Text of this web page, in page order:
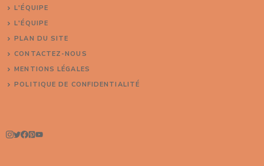
L'ÉQUIPE
L'ÉQUIPE
PLAN DU SITE
CONTACTEZ-NOUS
MENTIONS LÉGALES
POLITIQUE DE CONFIDENTIALITÉ